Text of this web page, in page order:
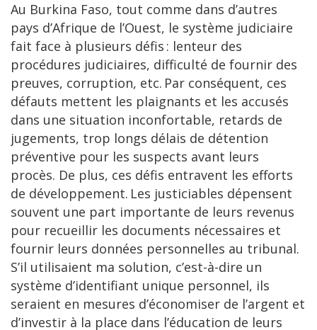
Au Burkina Faso, tout comme dans d’autres
pays d’Afrique de l’Ouest, le système judiciaire
fait face à plusieurs défis : lenteur des
procédures judiciaires, difficulté de fournir des
preuves, corruption, etc. Par conséquent, ces
défauts mettent les plaignants et les accusés
dans une situation inconfortable, retards de
jugements, trop longs délais de détention
préventive pour les suspects avant leurs
procès. De plus, ces défis entravent les efforts
de développement. Les justiciables dépensent
souvent une part importante de leurs revenus
pour recueillir les documents nécessaires et
fournir leurs données personnelles au tribunal.
S’il utilisaient ma solution, c’est-à-dire un
système d’identifiant unique personnel, ils
seraient en mesures d’économiser de l’argent et
d’investir à la place dans l’éducation de leurs